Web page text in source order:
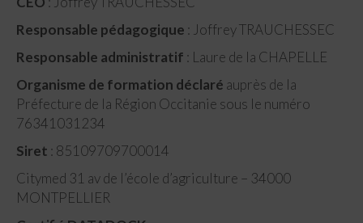
Responsable pédagogique : Joffrey TRAUCHESSEC
Responsable administratif : Laure de la CHAPELLE
Organisme de formation déclaré auprès de la
Préfecture de la Région Occitanie sous le numéro
76341031234
Siret : 85109709700014
Citymed 31 av de l’école d’agriculture – 34000
MONTPELLIER